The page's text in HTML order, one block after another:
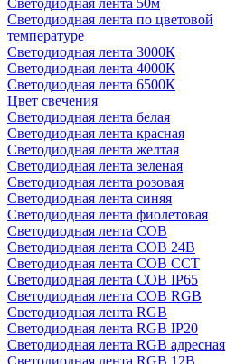
Светодиодная лента 50м
Светодиодная лента по цветовой
температуре
Светодиодная лента 3000К
Светодиодная лента 4000К
Светодиодная лента 6500К
Цвет свечения
Светодиодная лента белая
Светодиодная лента красная
Светодиодная лента желтая
Светодиодная лента зеленая
Светодиодная лента розовая
Светодиодная лента синяя
Светодиодная лента фиолетовая
Светодиодная лента COB
Светодиодная лента COB 24В
Светодиодная лента COB CCT
Светодиодная лента COB IP65
Светодиодная лента COB RGB
Светодиодная лента RGB
Светодиодная лента RGB IP20
Светодиодная лента RGB адресная
Светодиодная лента RGB 12В